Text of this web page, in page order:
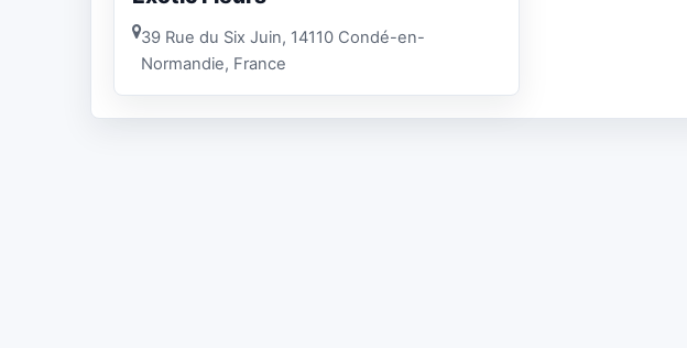
39 Rue du Six Juin, 14110 Condé-en-
Normandie, France